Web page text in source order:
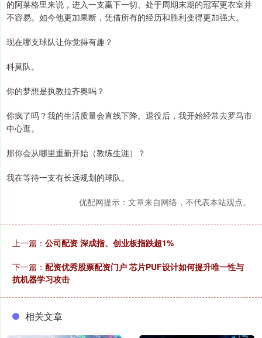
的阿莱格里来说，进入一支赢下一切、处于周期末期的冠军更衣室并
不容易。如今他更加果断，凭借所有的经历和胜利变得更加强大。
现在哪支球队让你觉得有趣？
科莫队。
你的梦想是执教拉齐奥吗？
你疯了吗？我的生活质量会直线下降。退役后，我开始经常去罗马市
中心逛。
那你会从哪里重新开始（教练生涯）？
我在等待一支有长远规划的球队。
优配网提示：文章来自网络，不代表本站观点。
上一篇： 公司配资 深成指、创业板指跌超1%
下一篇： 配资优秀股票配资门户 芯片PUF设计如何提升唯一性与
抗机器学习攻击
相关文章